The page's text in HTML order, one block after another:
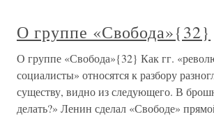
О группе «Свобода»{32}
О группе «Свобода»{32} Как гг.
социалисты» относятся к разбору
существу, видно из следующего. В
делать?» Ленин сделал «Свободе»